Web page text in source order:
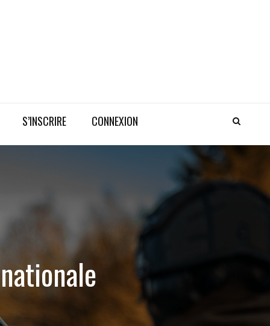
S’INSCRIRE CONNEXION